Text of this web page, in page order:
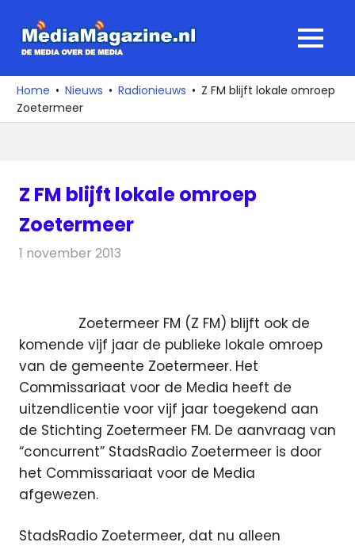
naar
media
over
de
MENU
Home Nieuws Radionieuws
Z FM blijft lokale omroep
Zoetermeer
Z FM blijft lokale omroep
Zoetermeer
1 november 2013
Zoetermeer FM (Z FM) blijft ook de
komende vijf jaar de publieke lokale omroep
van de gemeente Zoetermeer. Het
Commissariaat voor de Media heeft de
uitzendlicentie voor vijf jaar toegekend aan
de Stichting Zoetermeer FM. De aanvraag van
“concurrent” StadsRadio Zoetermeer is door
het Commissariaat voor de Media
afgewezen.
StadsRadio Zoetermeer, dat nu alleen